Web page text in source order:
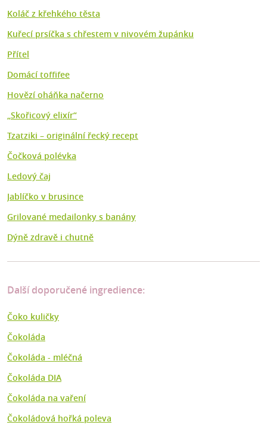
Koláč z křehkého těsta
Kuřecí prsíčka s chřestem v nivovém župánku
Přítel
Domácí toffifee
Hovězí oháňka načerno
„Skořicový elixír“
Tzatziki – originální řecký recept
Čočková polévka
Ledový čaj
Jablíčko v brusince
Grilované medailonky s banány
Dýně zdravě i chutně
Další doporučené ingredience:
Čoko kuličky
Čokoláda
Čokoláda - mléčná
Čokoláda DIA
Čokoláda na vaření
Čokoládová hořká poleva